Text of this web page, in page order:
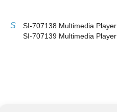
S
SI-707138 Multimedia Player
SI-707139 Multimedia Player